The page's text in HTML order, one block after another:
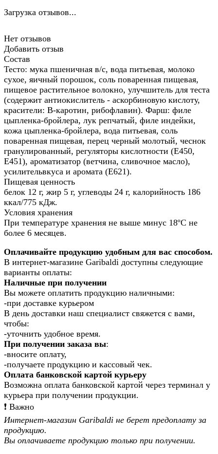
Загрузка отзывов...
Нет отзывов
Добавить отзыв
Состав
Тесто: мука пшеничная в/с, вода питьевая, молоко
сухое, яичный порошок, соль поваренная пищевая,
пищевое растительное волокно, улучшитель для теста
(содержит антиокислитель - аскорбиновую кислоту,
красители: В-каротин, рибофлавин). Фарш: филе
цыпленка-бройлера, лук репчатый, филе индейки,
кожа цыпленка-бройлера, вода питьевая, соль
поваренная пищевая, перец черный молотый, чеснок
гранулированный, регуляторы кислотности (Е450,
Е451), ароматизатор (ветчина, сливочное масло),
усилительвкуса и аромата (Е621).
Пищевая ценность
белок 12 г, жир 5 г, углеводы 24 г, калорийность 186
ккал/775 кДж.
Условия хранения
При температуре хранения не выше минус 18ºС не
более 6 месяцев.
Оплачивайте продукцию удобным для вас способом.
В интернет-магазине Garibaldi доступны следующие
варианты оплаты:
Наличные при получении
Вы можете оплатить продукцию наличными:
-при доставке курьером
В день доставки наш специалист свяжется с вами,
чтобы:
-уточнить удобное время.
При получении заказа вы:
-вносите оплату,
-получаете продукцию и кассовый чек.
Оплата банковской картой курьеру
Возможна оплата банковской картой через терминал у
курьера при получении продукции.
❗️ Важно
Интернет-магазин Garibaldi не берет предоплату за
продукцию.
Вы оплачиваете продукцию только при получении.